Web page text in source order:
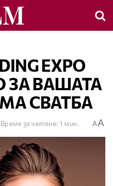
EXPO
ЗА ВАШАТА
СВАТБА
Време за четене: 1 мин. AA